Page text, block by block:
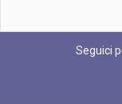
Seguici